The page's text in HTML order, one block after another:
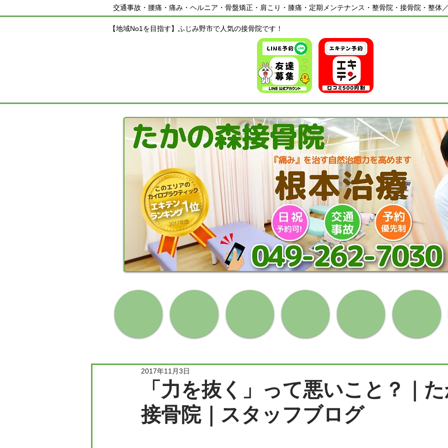
交通事故・腰痛・痛み・ヘルニア・骨盤矯正・肩こり・膝痛・定期メンテナンス・整骨院・接骨院・整体
「力を抜く」って悪いこと？｜
接骨院｜スタッフブログ
2017年11月3日
【地域No1を目指す】ふじみ野市で人気の接骨院です！